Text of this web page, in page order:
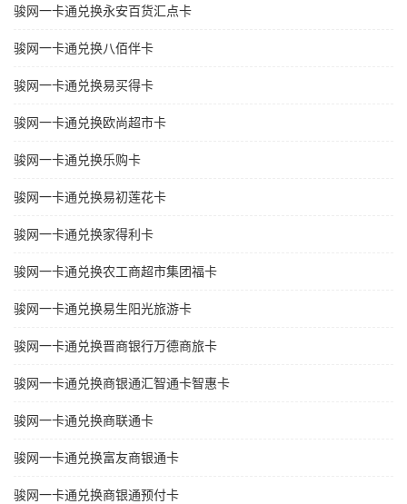
骏网一卡通兑换永安百货汇点卡
骏网一卡通兑换八佰伴卡
骏网一卡通兑换易买得卡
骏网一卡通兑换欧尚超市卡
骏网一卡通兑换乐购卡
骏网一卡通兑换易初莲花卡
骏网一卡通兑换家得利卡
骏网一卡通兑换农工商超市集团福卡
骏网一卡通兑换易生阳光旅游卡
骏网一卡通兑换晋商银行万德商旅卡
骏网一卡通兑换商银通汇智通卡智惠卡
骏网一卡通兑换商联通卡
骏网一卡通兑换富友商银通卡
骏网一卡通兑换商银通预付卡